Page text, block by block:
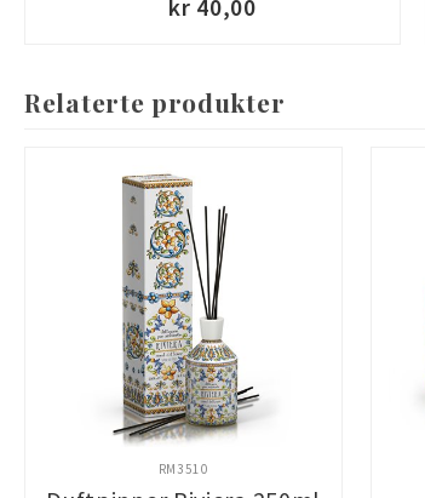
kr 40,00
Relaterte produkter
RM3510